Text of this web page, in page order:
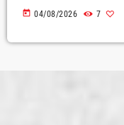
today 04/08/2026 7